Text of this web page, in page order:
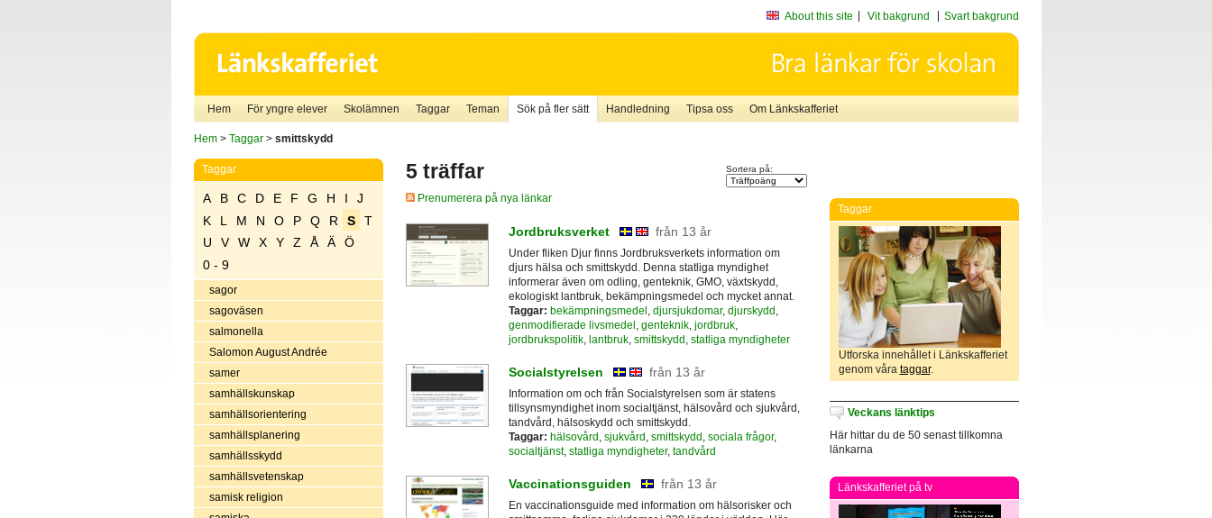
About this site Vit bakgrund Svart bakgrund
Hem För yngre elever Skolämnen Taggar Teman Sök på fler sätt Handledning Tipsa oss Om Länkskafferiet
Hem> Taggar> smittskydd
Taggar
A B C D E F G H I
J
K
L M N O P Q R S
T
U
V W X Y Z Å Ä
Ö
0 - 9
sagor
sagoväsen
salmonella
Salomon August Andrée
samer
samhällskunskap
samhällsorientering
samhällsplanering
samhällsskydd
samhällsvetenskap
samisk religion
5 träffar Sortera på:
Prenumerera på nya länkar
Jordbruksverket från 13 år
Under fliken Djur finns Jordbruksverkets information om
djurs hälsa och smittskydd. Denna statliga myndighet
informerar även om odling, genteknik, GMO, växtskydd,
ekologiskt lantbruk, bekämpningsmedel och mycket annat.
Taggar: bekämpningsmedel djursjukdomar, djurskydd
genmodifierade livsmedel genteknik, jordbruk,
jordbrukspolitik, lantbruk, smittskydd statliga myndigheter
Socialstyrelsen från 13 år
Information om och från Socialstyrelsen som är statens
tillsynsmyndighet inom socialtjänst, hälsovård och sjukvård,
tandvård, hälsoskydd och smittskydd.
Taggar: hälsovård , sjukvård , smittskydd , sociala frågor,
socialtjänst, statliga myndigheter, tandvård
Vaccinationsguiden från 13 år
En vaccinationsguide med information om hälsorisker och
Taggar
Utforska innehållet i Länkskafferiet
genom våra taggar.
Veckans länktips
Här hittar du de 50 senast tillkomna
länkarna
Länkskafferiet på tv